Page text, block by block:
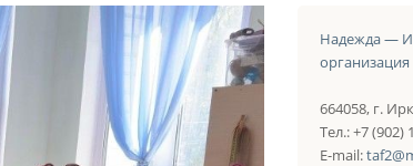
Надежда —
организация
664058, г.
Тел.: +7 (902)
E-mail: